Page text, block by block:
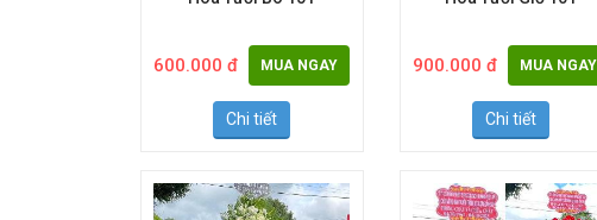
600.000 đ MUA NGAY 900.000 đ MUA NGAY